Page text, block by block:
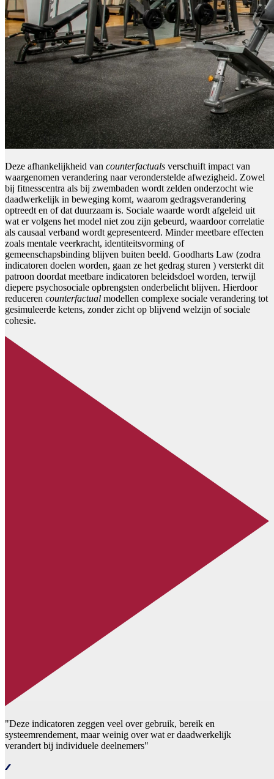
Deze afhankelijkheid van counterfactuals verschuift impact van
waargenomen verandering naar veronderstelde afwezigheid. Zowel
bij fitnesscentra als bij zwembaden wordt zelden onderzocht wie
daadwerkelijk in beweging komt, waarom gedragsverandering
optreedt en of dat duurzaam is. Sociale waarde wordt afgeleid uit
wat er volgens het model niet zou zijn gebeurd, waardoor correlatie
als causaal verband wordt gepresenteerd. Minder meetbare effecten
zoals mentale veerkracht, identiteitsvorming of
gemeenschapsbinding blijven buiten beeld. Goodharts Law (zodra
indicatoren doelen worden, gaan ze het gedrag sturen ) versterkt dit
patroon doordat meetbare indicatoren beleidsdoel worden, terwijl
diepere psychosociale opbrengsten onderbelicht blijven. Hierdoor
reduceren counterfactual modellen complexe sociale verandering tot
gesimuleerde ketens, zonder zicht op blijvend welzijn of sociale
cohesie.
"Deze indicatoren zeggen veel over gebruik, bereik en
systeemrendement, maar weinig over wat er daadwerkelijk
verandert bij individuele deelnemers"